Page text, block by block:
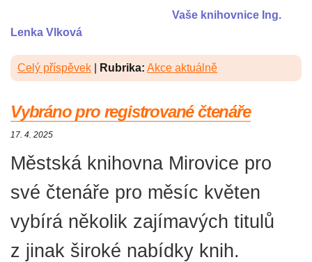
Vaše knihovnice Ing.
Lenka Vlková
Celý příspěvek Rubrika: Akce aktuálně
Vybráno pro registrované čtenáře
17. 4. 2025
Městská knihovna Mirovice pro
své čtenáře pro měsíc květen
vybírá několik zajímavých titulů
z jinak široké nabídky knih.